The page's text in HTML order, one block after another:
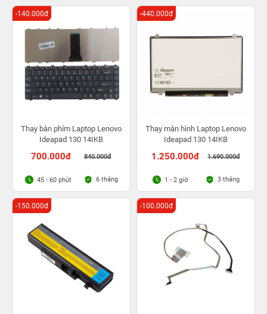
Thay bàn phím Laptop Lenovo
Ideapad 130 14IKB
700.000đ 840.000đ
-140.000đ
45 - 60 phút 6 tháng
Thay màn hình Laptop Lenovo
Ideapad 130 14IKB
1.250.000đ 1.690.000đ
-440.000đ
1 - 2 giờ 3 tháng
-150.000đ -100.000đ